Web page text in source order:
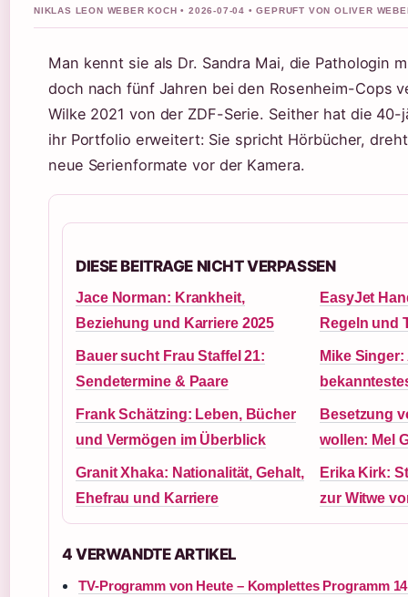
NIKLAS LEON WEBER KOCH • 2026-07-04 • GEPRUFT VON OLIVER
Man kennt sie als Dr. Sandra Mai, die Pathologin
doch nach fünf Jahren bei den Rosenheim-Cops
Wilke 2021 von der ZDF-Serie. Seither hat die 40-
ihr Portfolio erweitert: Sie spricht Hörbücher,
neue Serienformate vor der Kamera.
DIESE BEITRAGE NICHT VERPASSEN
Jace Norman: Krankheit,
Beziehung und Karriere 2025
EasyJet
Regeln und
Bauer sucht Frau Staffel 21:
Sendetermine & Paare
Mike
Frank Schätzing: Leben, Bücher
und Vermögen im Überblick
Besetzung
wollen: Mel
Granit Xhaka: Nationalität, Gehalt,
Ehefrau und Karriere
Erika Kirk:
zur Witwe
4 VERWANDTE ARTIKEL
TV-Programm von Heute – Komplettes Programm